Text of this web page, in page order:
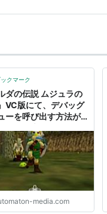
クマーク
ダの伝説 ムジュラの
VC版にて、デバッグ
ーを呼び出す方法が発
回”吹きメモリを上書
media.com